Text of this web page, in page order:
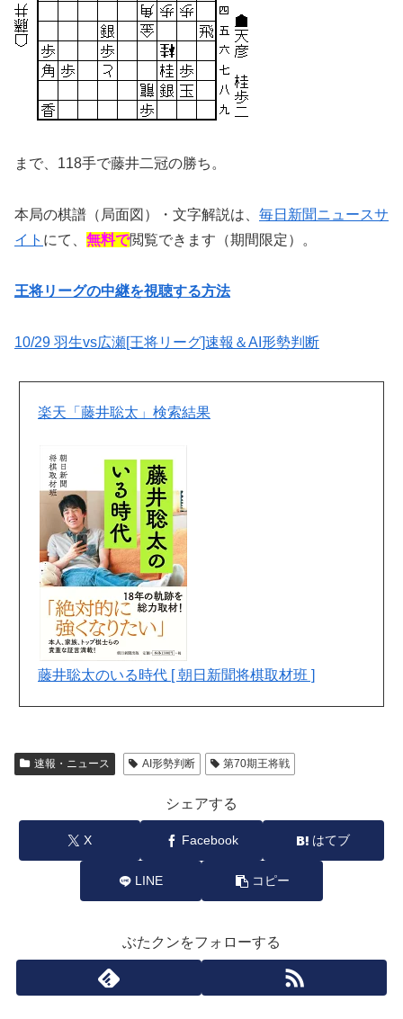
まで、118手で藤井二冠の勝ち。
本局の棋譜（局面図）・文字解説は、 毎日新聞ニュースサ
イト にて、 無料で閲覧できます（期間限定）。
王将リーグの中継を視聴する方法
10/29 羽生vs広瀬[王将リーグ]速報＆AI形勢判断
楽天「藤井聡太」検索結果
藤井聡太のいる時代 [ 朝日新聞将棋取材班 ]
速報・ニュース AI形勢判断 第70期王将戦
シェアする
X Facebook はてブ
LINE コピー
ぶたクンをフォローする